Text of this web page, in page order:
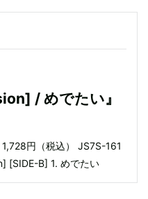
/ めでたい』
円（税込） JS7S-161
[SIDE-B] 1. めでたい